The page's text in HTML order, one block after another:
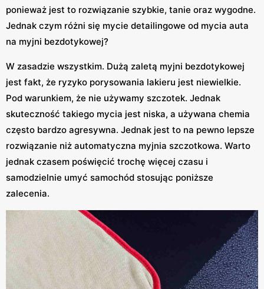
ponieważ jest to rozwiązanie szybkie, tanie oraz wygodne.
Jednak czym różni się mycie detailingowe od mycia auta
na myjni bezdotykowej?
W zasadzie wszystkim. Dużą zaletą myjni bezdotykowej
jest fakt, że ryzyko porysowania lakieru jest niewielkie.
Pod warunkiem, że nie używamy szczotek. Jednak
skuteczność takiego mycia jest niska, a używana chemia
często bardzo agresywna. Jednak jest to na pewno lepsze
rozwiązanie niż automatyczna myjnia szczotkowa. Warto
jednak czasem poświęcić trochę więcej czasu i
samodzielnie umyć samochód stosując poniższe
zalecenia.